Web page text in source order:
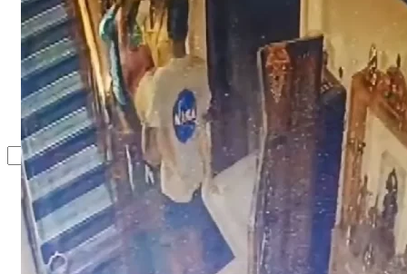
कृषि
धर्म
विज्ञान तकनीकी